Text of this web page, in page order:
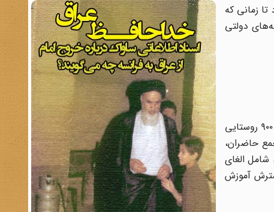
زمانى که
دولتى
بعد از گذشت چند ماه، کنگره تعاون روستایی با کنگره دهقانان ایران، روز سه‌شنبه ۱۸ دی ۱۳۴۱ در تهران گشایش یافت. دو هزار و ۹۰۰ روستایی
حاضران،
الغای
آموزش